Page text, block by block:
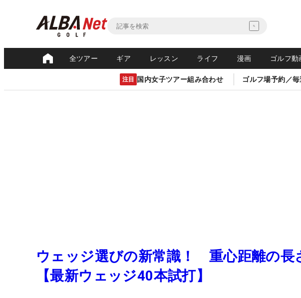
全ツアー ギア レッスン ライフ 漫画 ゴルフ動
注目 国内女子ツアー組み合わせ ゴルフ場予約／
ウェッジ選びの新常識！ 重心距離の長
【最新ウェッジ40本試打】